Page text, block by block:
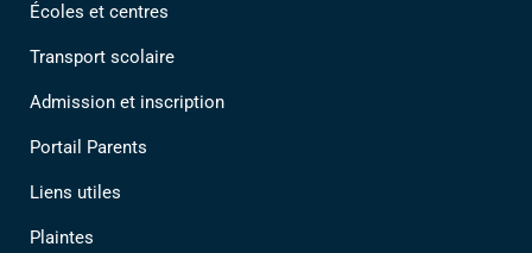
Écoles et centres
Transport scolaire
Admission et inscription
Portail Parents
Liens utiles
Plaintes